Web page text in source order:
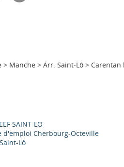
> Manche > Arr. Saint-Lô > Carentan
SAINT-LO
d'emploi Cherbourg-Octeville
Lô